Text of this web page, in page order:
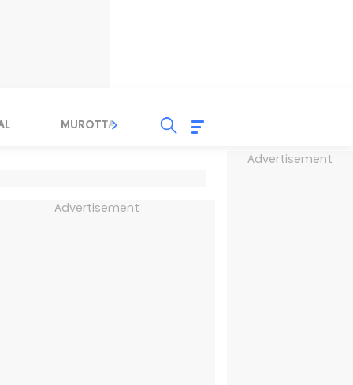
Advertisement
MUROTTAL TAUSYIAH
Advertisement